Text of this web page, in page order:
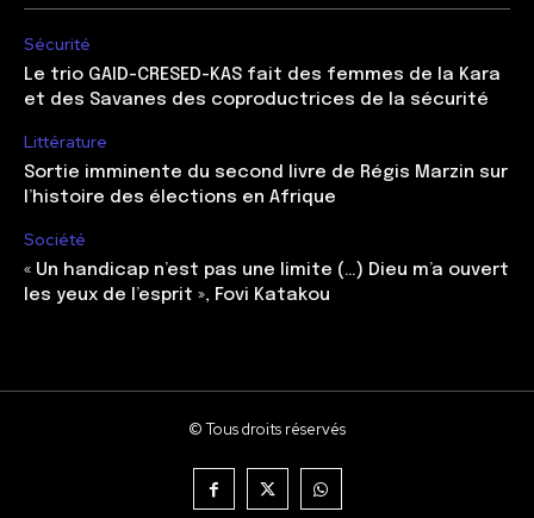
Sécurité
Le trio GAID-CRESED-KAS fait des femmes de la Kara
et des Savanes des coproductrices de la sécurité
Littérature
Sortie imminente du second livre de Régis Marzin sur
l’histoire des élections en Afrique
Société
« Un handicap n’est pas une limite (…) Dieu m’a ouvert
les yeux de l’esprit », Fovi Katakou
© Tous droits réservés